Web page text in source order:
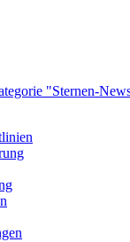
"Sternen-